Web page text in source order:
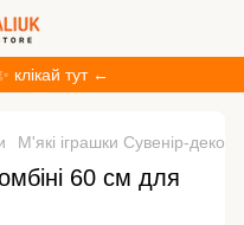
клікай тут ←
М'які іграшки Сувенір-декор
60 см для